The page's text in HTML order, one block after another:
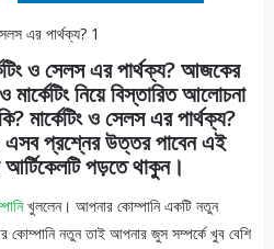
ও সেলস এর পার্থক্য? আজকের
নিয়ে বিস্তারিত আলোচনা
মার্কেটিং ও সেলস এর পার্থক্য?
এসব প্রশ্নের উত্তর পাবেন এই
পড়তে থাকুন।
খুললেন। আপনার কোম্পানি একটি নতুন
কোম্পানি নতুন তাই আপনার জুস সম্পর্কে খুব বেশি